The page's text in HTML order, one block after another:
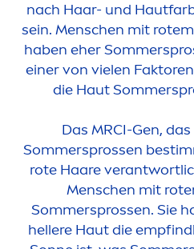
nach Haar- und
sein. Menschen mit
haben eher
einer von vielen
die Haut
Das MRCI-Gen,
Sommersprossen
rote Haare
Menschen mit
Sommersprossen. Sie
hellere Haut die